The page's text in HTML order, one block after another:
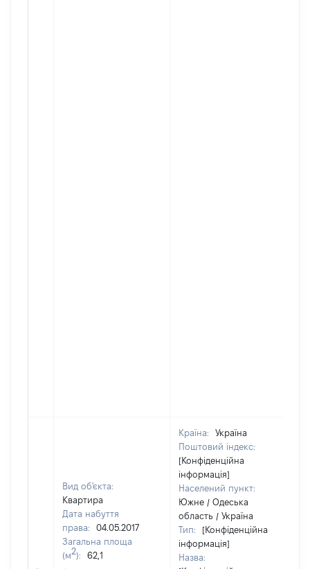
Вид об'єкта:
Квартира
Дата набуття
права:
04.05.2017
Загальна площа
(м2):
62,1
Країна:
Україна
Поштовий індекс:
[Конфіденційна
інформація]
Населений пункт:
Южне / Одеська
область / Україна
Тип:
[Конфіденційна
інформація]
Назва: